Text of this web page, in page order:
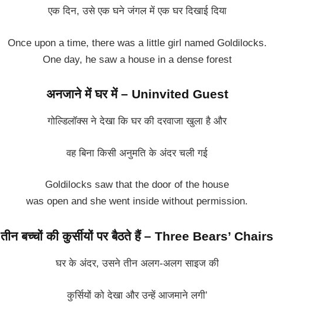
एक दिन, उसे एक घने जंगल में एक घर दिखाई दिया
Once upon a time, there was a little girl named Goldilocks.
One day, he saw a house in a dense forest
अनजाने में घर में – Uninvited Guest
गोल्डिलॉक्स ने देखा कि घर की दरवाजा खुला है और
वह बिना किसी अनुमति के अंदर चली गई
Goldilocks saw that the door of the house
was open and she went inside without permission.
तीन बच्चों की कुर्सीयों पर बैठते हैं – Three Bears’ Chairs
घर के अंदर, उसने तीन अलग-अलग साइज की
कुर्सियों को देखा और उन्हें आजमाने लगी’